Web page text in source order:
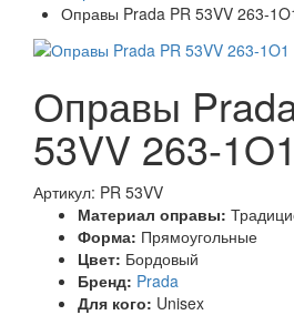
Оправы Prada PR 53VV 263-
Оправы
53VV 263-1O1
Артикул: PR 53VV
Материал оправы:
Форма: Прямоугольные
Цвет: Бордовый
Бренд: Prada
Для кого: Unisex